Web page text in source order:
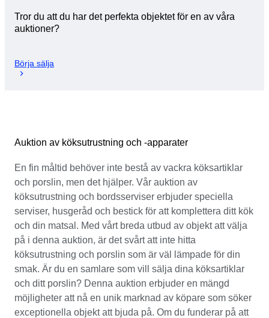
Tror du att du har det perfekta objektet för en av våra
auktioner?
Börja sälja
Auktion av köksutrustning och -apparater
En fin måltid behöver inte bestå av vackra köksartiklar
och porslin, men det hjälper. Vår auktion av
köksutrustning och bordsserviser erbjuder speciella
serviser, husgeråd och bestick för att komplettera ditt kök
och din matsal. Med vårt breda utbud av objekt att välja
på i denna auktion, är det svårt att inte hitta
köksutrustning och porslin som är väl lämpade för din
smak. Är du en samlare som vill sälja dina köksartiklar
och ditt porslin? Denna auktion erbjuder en mängd
möjligheter att nå en unik marknad av köpare som söker
exceptionella objekt att bjuda på. Om du funderar på att